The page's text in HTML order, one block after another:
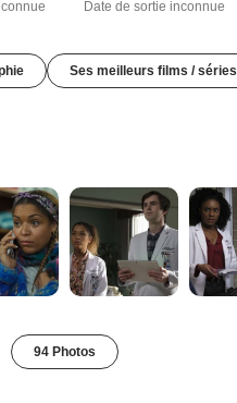
Date de sortie inconnue
Ses meilleurs films / séries
94 Photos